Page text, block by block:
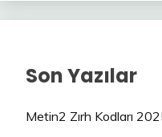
Son Yazılar
Metin2 Zırh Kodları